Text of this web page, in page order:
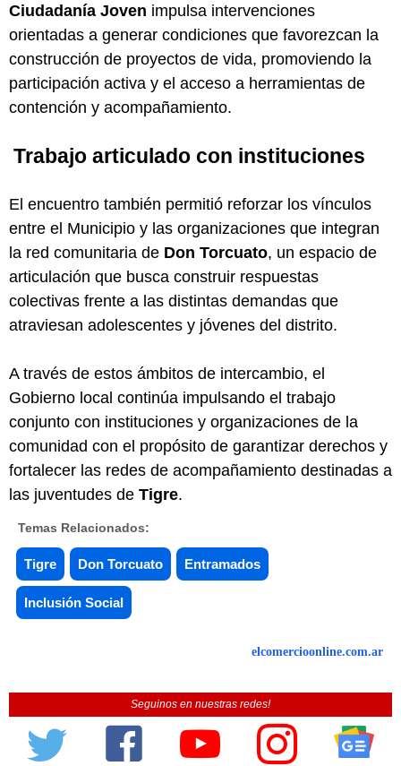
Ciudadanía Joven impulsa intervenciones
orientadas a generar condiciones que favorezcan la
construcción de proyectos de vida, promoviendo la
participación activa y el acceso a herramientas de
contención y acompañamiento.
Trabajo articulado con instituciones
El encuentro también permitió reforzar los vínculos
entre el Municipio y las organizaciones que integran
la red comunitaria de Don Torcuato, un espacio de
articulación que busca construir respuestas
colectivas frente a las distintas demandas que
atraviesan adolescentes y jóvenes del distrito.
A través de estos ámbitos de intercambio, el
Gobierno local continúa impulsando el trabajo
conjunto con instituciones y organizaciones de la
comunidad con el propósito de garantizar derechos y
fortalecer las redes de acompañamiento destinadas a
las juventudes de Tigre.
Temas Relacionados:
Tigre Don Torcuato Entramados
Inclusión Social
elcomercioonline.com.ar
Seguinos en nuestras redes!